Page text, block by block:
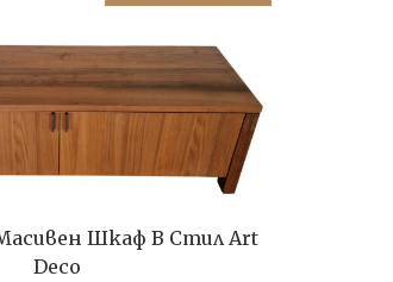
Шкаф В Стил Art
Deco